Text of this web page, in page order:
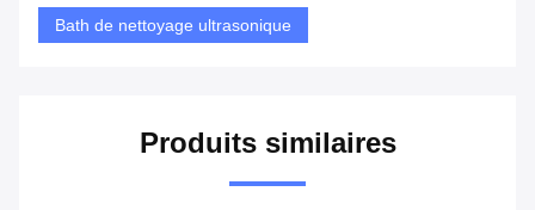
Bath de nettoyage ultrasonique
Produits similaires